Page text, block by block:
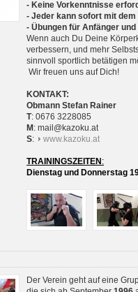
- Keine Vorkenntnisse
- Jeder kann sofort mit dem
- Übungen für Anfänger
Wenn auch Du Deine
verbessern, und mehr
sinnvoll sportlich betätigen
Wir freuen uns auf Dich!
KONTAKT:
Obmann Stefan Rainer
T: 0676 3228085
M : mail@kazoku.at
S: www.kazoku.at
TRAININGSZEITEN :
Dienstag und Donnerstag
Der Verein geht auf eine